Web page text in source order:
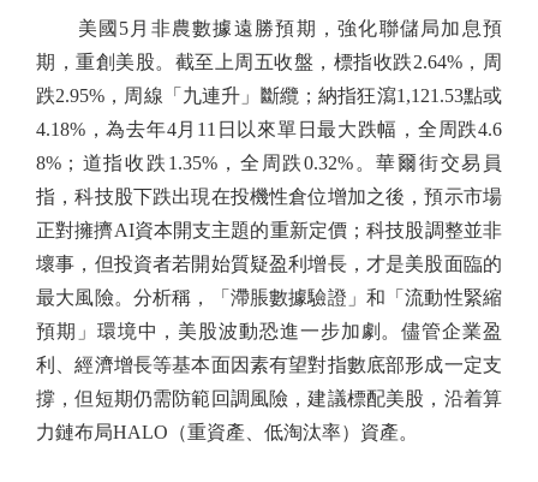
美國5月非農數據遠勝預期，強化聯儲局加息預
期，重創美股。截至上周五收盤，標指收跌2.64%，周
跌2.95%，周線「九連升」斷纜；納指狂瀉1,121.53點或
4.18%，為去年4月11日以來單日最大跌幅，全周跌4.6
8%；道指收跌1.35%，全周跌0.32%。華爾街交易員
指，科技股下跌出現在投機性倉位增加之後，預示市場
正對擁擠AI資本開支主題的重新定價；科技股調整並非
壞事，但投資者若開始質疑盈利增長，才是美股面臨的
最大風險。分析稱，「滯脹數據驗證」和「流動性緊縮
預期」環境中，美股波動恐進一步加劇。儘管企業盈
利、經濟增長等基本面因素有望對指數底部形成一定支
撐，但短期仍需防範回調風險，建議標配美股，沿着算
力鏈布局HALO（重資產、低淘汰率）資產。